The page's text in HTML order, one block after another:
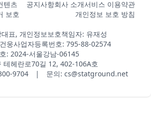
텐츠
보호
공지사항회사 소개서비스 이용약관
개인정보 보호 방침
대표, 개인정보보호책임자: 유재성
웅사업자등록번호: 795-88-02574
: 2024-서울강남-06145
테헤란로70길 12, 402-106A호
9704 | 문의: cs@statground.net